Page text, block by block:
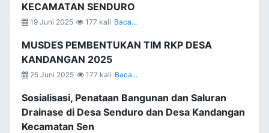
KECAMATAN SENDURO
19 Juni 2025 177 kali Baca...
MUSDES PEMBENTUKAN TIM RKP DESA
KANDANGAN 2025
25 Juni 2025 177 kali Baca...
Sosialisasi, Penataan Bangunan dan Saluran
Drainase di Desa Senduro dan Desa Kandangan
Kecamatan Sen